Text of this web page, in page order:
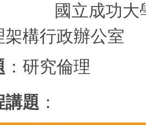
功大學人文
架構行政辦公室
：研究倫理
講題 ：